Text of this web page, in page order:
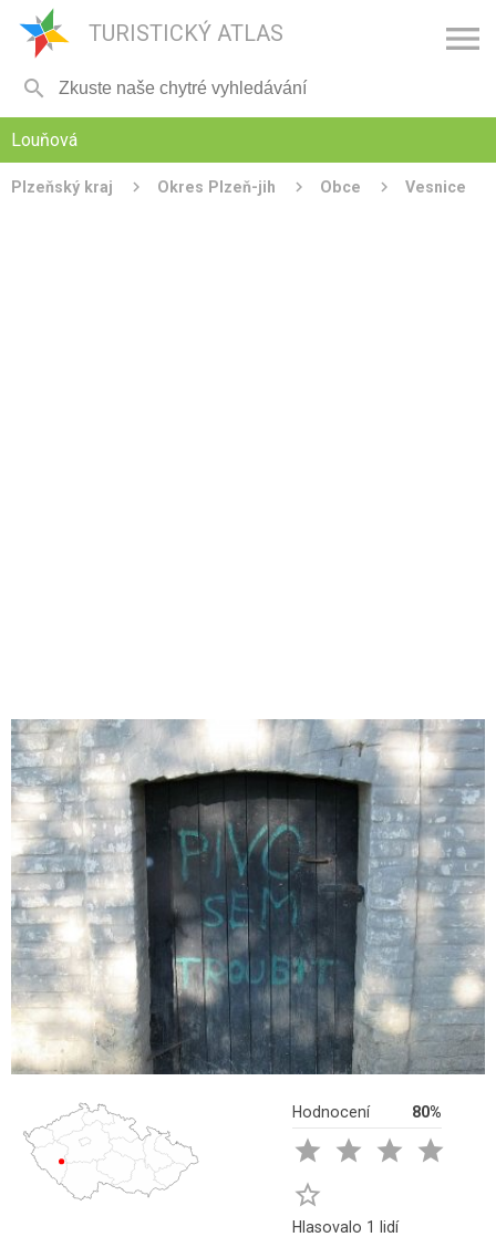
TURISTICKÝ ATLAS 

Louňová
Plzeňský kraj Okres Plzeň-jih Obce Vesnice
Hodnocení 80%
   

Hlasovalo 1 lidí